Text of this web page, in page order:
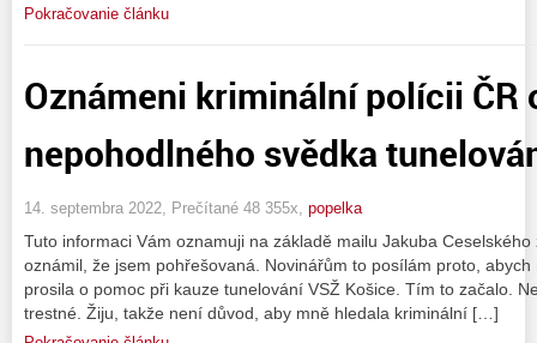
Pokračovanie článku
Oznámeni kriminální polícii ČR
nepohodlného svědka
14. septembra 2022, Prečítané 48 355x, popelka
Tuto informaci Vám oznamuji na základě mailu Jakuba
oznámil, že jsem pohřešovaná. Novinářům to posílám proto,
prosila o pomoc při kauze tunelování VSŽ Košice. Tím to začalo.
trestné. Žiju, takže není důvod, aby mně hledala kriminální […]